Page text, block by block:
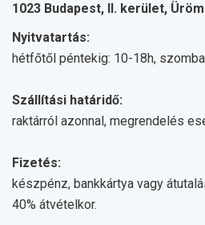
1023 Budapest, II. kerület,
Nyitvatartás:
hétfőtől péntekig: 10-18h,
Szállítási határidő:
raktárról azonnal, megrendelés
Fizetés:
készpénz, bankkártya vagy
40% átvételkor.